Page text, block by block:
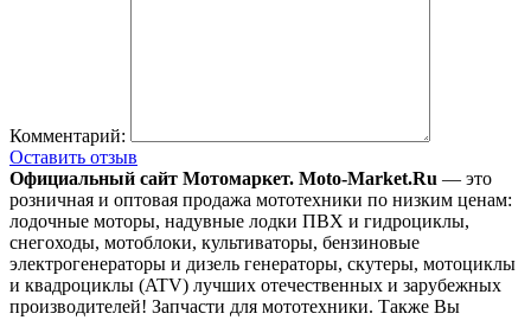
Комментарий:
Оставить отзыв
Официальный сайт Мотомаркет. Moto-Market.Ru — это
розничная и оптовая продажа мототехники по низким ценам:
лодочные моторы, надувные лодки ПВХ и гидроциклы,
снегоходы, мотоблоки, культиваторы, бензиновые
электрогенераторы и дизель генераторы, скутеры, мотоциклы
и квадроциклы (ATV) лучших отечественных и зарубежных
производителей! Запчасти для мототехники. Также Вы